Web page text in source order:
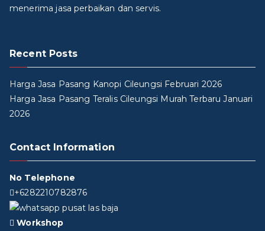
menerima jasa perbaikan dan servis.
Recent Posts
Harga Jasa Pasang Kanopi Cileungsi Februari 2026
Harga Jasa Pasang Teralis Cileungsi Murah Terbaru Januari
2026
Contact Information
No Telephone
+6282210782876
Workshop